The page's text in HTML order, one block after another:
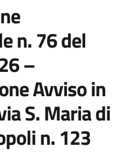
n. 76 del
–
Avviso in
S. Maria di
n. 123